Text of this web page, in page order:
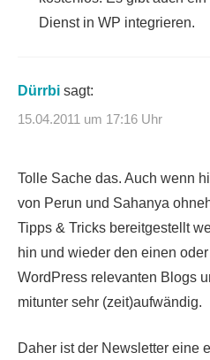
Dienst in WP integrieren.
Dürrbi sagt:
15.04.2011 um 17:16 Uhr
Tolle Sache das. Auch wenn
von Perun und Sahanya
Tipps & Tricks bereitgestellt
hin und wieder den einen
WordPress relevanten Blogs
mitunter sehr (zeit)aufwändig.
Daher ist der Newsletter eine